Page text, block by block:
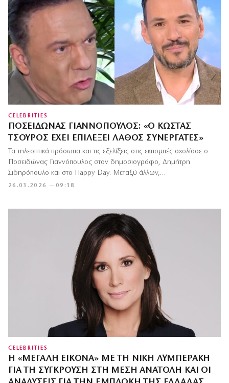
CELEBRITIES
ΠΟΣΕΙΔΏΝΑΣ ΓΙΑΝΝΌΠΟΥΛΟΣ: «Ο ΚΏΣΤΑΣ
ΤΣΟΥΡΌΣ ΈΧΕΙ ΕΠΙΛΈΞΕΙ ΛΆΘΟΣ ΣΥΝΕΡΓΆΤΕΣ»
26.03.2026 — 09:38
Τα τηλεοπτικά πρόσωπα και τις εξελίξεις στις εκπομπές σχολίασε ο
Ποσειδώνας Γιαννόπουλος στον δημοσιογράφο, Δημήτρη
Σιδηρόπουλο και στο Happy Day. Μεταξύ άλλων,…
CELEBRITIES
Η «ΜΕΓΆΛΗ ΕΙΚΌΝΑ» ΜΕ ΤΗ ΝΊΚΗ ΛΥΜΠΕΡΆΚΗ
ΓΙΑ ΤΗ ΣΎΓΚΡΟΥΣΗ ΣΤΗ ΜΈΣΗ ΑΝΑΤΟΛΉ ΚΑΙ ΟΙ